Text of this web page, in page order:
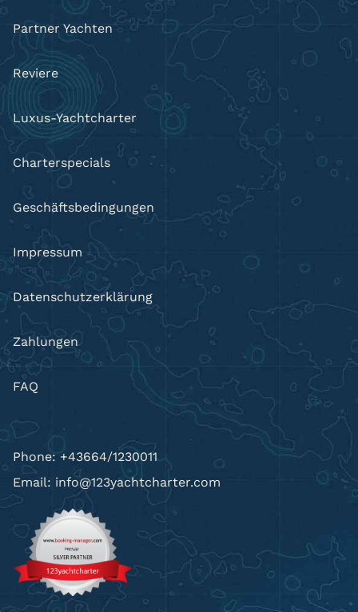
Partner Yachten
Reviere
Luxus-Yachtcharter
Charterspecials
Geschäftsbedingungen
Impressum
Datenschutzerklärung
Zahlungen
FAQ
Phone: +43664/1230011
Email: info@123yachtcharter.com